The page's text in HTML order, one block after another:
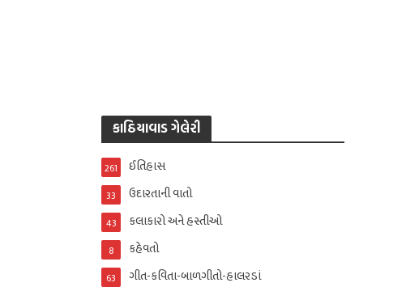
કાઠિયાવાડ ગેલેરી
ઈતિહાસ
261
ઉદારતાની વાતો
33
કલાકારો અને હસ્તીઓ
43
કહેવતો
8
ગીત-કવિતા-બાળગીતો-હાલરડાં
63